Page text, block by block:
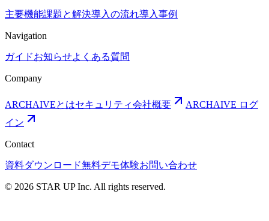
主要機能課題と解決導入の流れ導入事例
Navigation
ガイドお知らせよくある質問
Company
ARCHAIVEとはセキュリティ会社概要
ARCHAIVE ログ
イン
Contact
資料ダウンロード無料デモ体験お問い合わせ
© 2026 STAR UP Inc. All rights reserved.